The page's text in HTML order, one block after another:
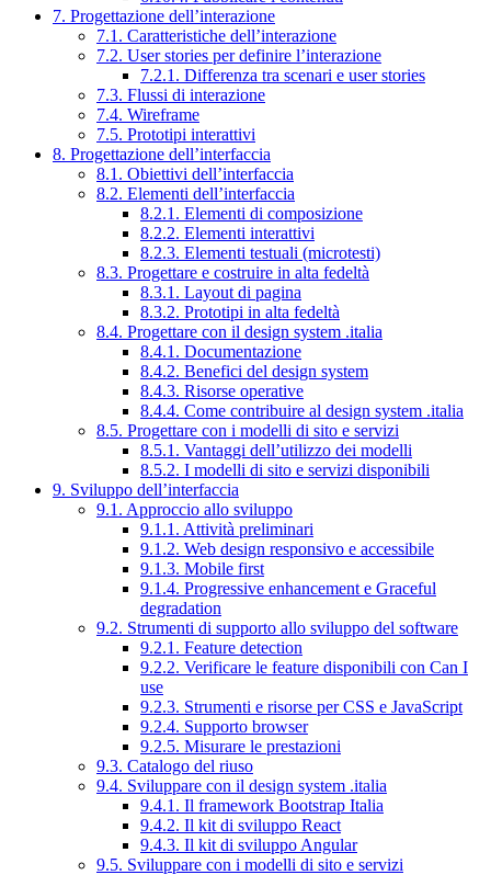
7. Progettazione dell’interazione
7.1. Caratteristiche dell’interazione
7.2. User stories per definire l’interazione
7.2.1. Differenza tra scenari e user stories
7.3. Flussi di interazione
7.4. Wireframe
7.5. Prototipi interattivi
8. Progettazione dell’interfaccia
8.1. Obiettivi dell’interfaccia
8.2. Elementi dell’interfaccia
8.2.1. Elementi di composizione
8.2.2. Elementi interattivi
8.2.3. Elementi testuali (microtesti)
8.3. Progettare e costruire in alta fedeltà
8.3.1. Layout di pagina
8.3.2. Prototipi in alta fedeltà
8.4. Progettare con il design system .italia
8.4.1. Documentazione
8.4.2. Benefici del design system
8.4.3. Risorse operative
8.4.4. Come contribuire al design system .italia
8.5. Progettare con i modelli di sito e servizi
8.5.1. Vantaggi dell’utilizzo dei modelli
8.5.2. I modelli di sito e servizi disponibili
9. Sviluppo dell’interfaccia
9.1. Approccio allo sviluppo
9.1.1. Attività preliminari
9.1.2. Web design responsivo e accessibile
9.1.3. Mobile first
9.1.4. Progressive enhancement e Graceful
degradation
9.2. Strumenti di supporto allo sviluppo del software
9.2.1. Feature detection
9.2.2. Verificare le feature disponibili con Can I
use
9.2.3. Strumenti e risorse per CSS e JavaScript
9.2.4. Supporto browser
9.2.5. Misurare le prestazioni
9.3. Catalogo del riuso
9.4. Sviluppare con il design system .italia
9.4.1. Il framework Bootstrap Italia
9.4.2. Il kit di sviluppo React
9.4.3. Il kit di sviluppo Angular
9.5. Sviluppare con i modelli di sito e servizi